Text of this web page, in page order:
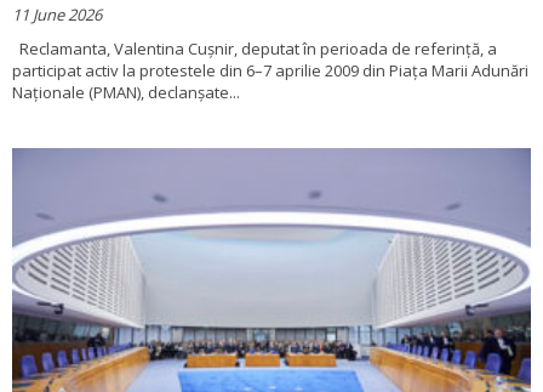
11 June 2026
Reclamanta, Valentina Cuşnir, deputat în perioada de referință, a
participat activ la protestele din 6–7 aprilie 2009 din Piața Marii Adunări
Naționale (PMAN), declanșate...